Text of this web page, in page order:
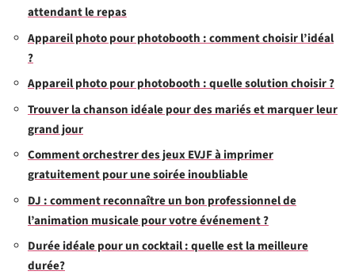
attendant le repas
Appareil photo pour photobooth : comment choisir l’idéal
?
Appareil photo pour photobooth : quelle solution choisir ?
Trouver la chanson idéale pour des mariés et marquer leur
grand jour
Comment orchestrer des jeux EVJF à imprimer
gratuitement pour une soirée inoubliable
DJ : comment reconnaître un bon professionnel de
l’animation musicale pour votre événement ?
Durée idéale pour un cocktail : quelle est la meilleure
durée?